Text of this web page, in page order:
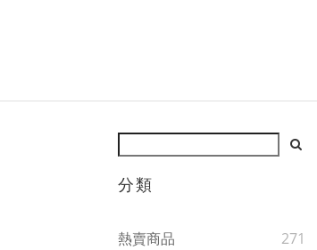
分類
熱賣商品
271